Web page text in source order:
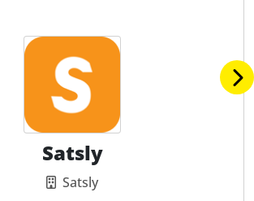
Satsly
Satsly